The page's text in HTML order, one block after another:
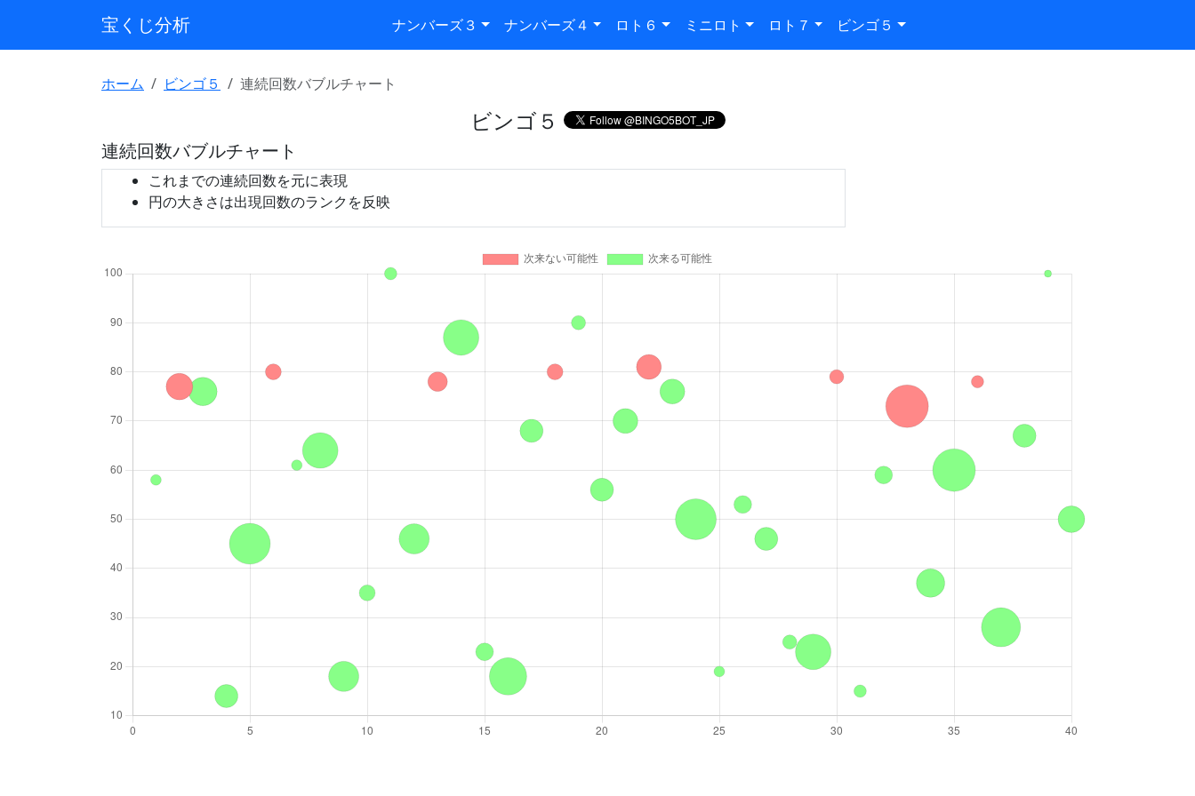
宝くじ分析 ナンバーズ３ ナンバーズ４ ロト６ ミニロト ロト７ ビンゴ５
ホーム ビンゴ５ 連続回数バブルチャート
ビンゴ５
連続回数バブルチャート
これまでの連続回数を元に表現
円の大きさは出現回数のランクを反映